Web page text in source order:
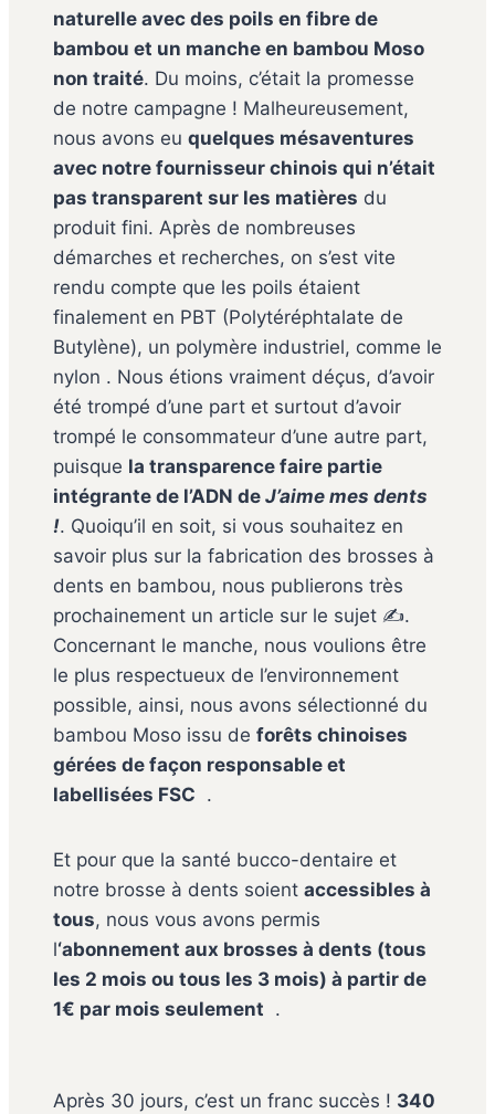
naturelle avec des poils en fibre de
bambou et un manche en bambou Moso
non traité. Du moins, c’était la promesse
de notre campagne ! Malheureusement,
nous avons eu quelques mésaventures
avec notre fournisseur chinois qui n’était
pas transparent sur les matières du
produit fini. Après de nombreuses
démarches et recherches, on s’est vite
rendu compte que les poils étaient
finalement en PBT (Polytéréphtalate de
Butylène), un polymère industriel, comme le
nylon . Nous étions vraiment déçus, d’avoir
été trompé d’une part et surtout d’avoir
trompé le consommateur d’une autre part,
puisque la transparence faire partie
intégrante de l’ADN de J’aime mes dents
!. Quoiqu’il en soit, si vous souhaitez en
savoir plus sur la fabrication des brosses à
dents en bambou, nous publierons très
prochainement un article sur le sujet ✍️.
Concernant le manche, nous voulions être
le plus respectueux de l’environnement
possible, ainsi, nous avons sélectionné du
bambou Moso issu de forêts chinoises
gérées de façon responsable et
labellisées FSC .
Et pour que la santé bucco-dentaire et
notre brosse à dents soient accessibles à
tous, nous vous avons permis
l‘abonnement aux brosses à dents (tous
les 2 mois ou tous les 3 mois) à partir de
1€ par mois seulement .
Après 30 jours, c’est un franc succès ! 340